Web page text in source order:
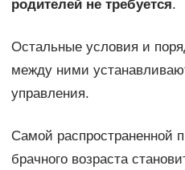
родителей не требуется.
Остальные условия и
между ними
управления.
Самой распространенной
брачного возраста